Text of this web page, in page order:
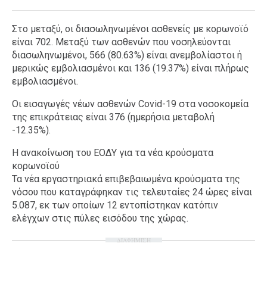
Στο μεταξύ, οι διασωληνωμένοι ασθενείς με κορωνοϊό
είναι 702. Μεταξύ των ασθενών που νοσηλεύονται
διασωληνωμένοι, 566 (80.63%) είναι ανεμβολίαστοι ή
μερικώς εμβολιασμένοι και 136 (19.37%) είναι πλήρως
εμβολιασμένοι.
Οι εισαγωγές νέων ασθενών Covid-19 στα νοσοκομεία
της επικράτειας είναι 376 (ημερήσια μεταβολή
-12.35%).
Η ανακοίνωση του ΕΟΔΥ για τα νέα κρούσματα
κορωνοϊού
Τα νέα εργαστηριακά επιβεβαιωμένα κρούσματα της
νόσου που καταγράφηκαν τις τελευταίες 24 ώρες είναι
5.087, εκ των οποίων 12 εντοπίστηκαν κατόπιν
ελέγχων στις πύλες εισόδου της χώρας.
ΔΙΑΦΗΜΙΣΗ